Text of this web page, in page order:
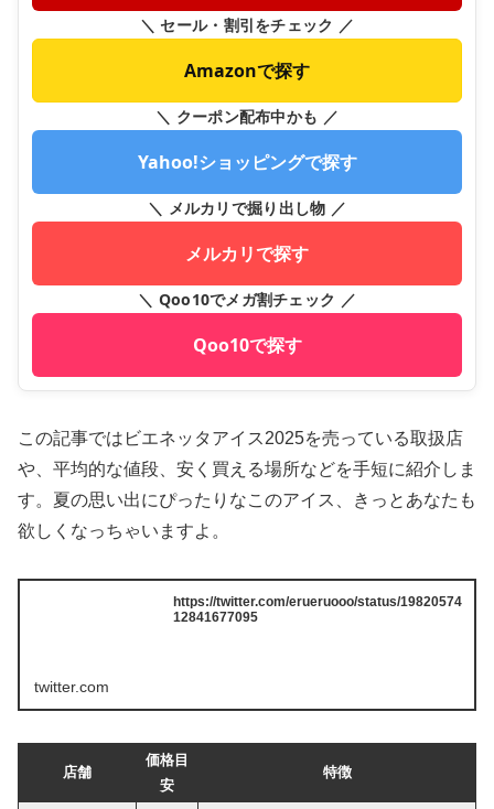
＼ セール・割引をチェック ／
Amazonで探す
＼ クーポン配布中かも ／
Yahoo!ショッピングで探す
＼ メルカリで掘り出し物 ／
メルカリで探す
＼ Qoo10でメガ割チェック ／
Qoo10で探す
この記事ではビエネッタアイス2025を売っている取扱店
や、平均的な値段、安く買える場所などを手短に紹介しま
す。夏の思い出にぴったりなこのアイス、きっとあなたも
欲しくなっちゃいますよ。
https://twitter.com/erueruooo/status/19820574
12841677095
twitter.com
店舗
価格目
安
特徴